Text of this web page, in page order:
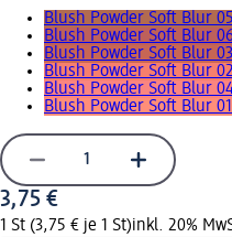
Blush Powder Soft Blur
Blush Powder Soft Blur
Blush Powder Soft Blur
Blush Powder Soft Blur
Blush Powder Soft Blur
Blush Powder Soft Blur
3,75 €
1 St (3,75 € je 1 St)inkl. 20%